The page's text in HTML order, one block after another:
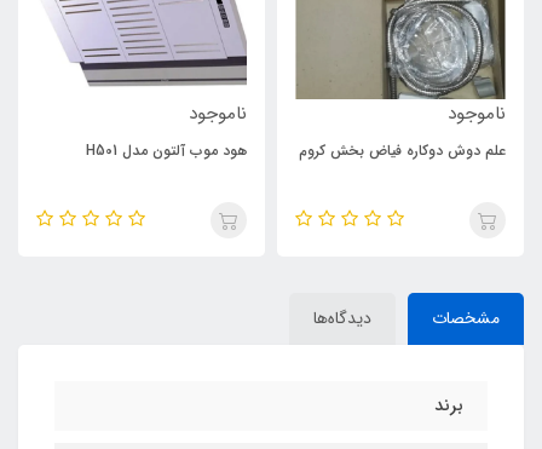
ناموجود
علم دوش دوکاره فیاض بخش کروم
ناموجود
هود موب آلتون مدل H501
مشخصات دیدگاه‌ها
برند